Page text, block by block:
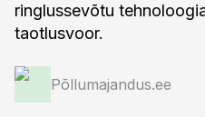
ringlussevõtu
taotlusvoor.
Põllumajandus.ee